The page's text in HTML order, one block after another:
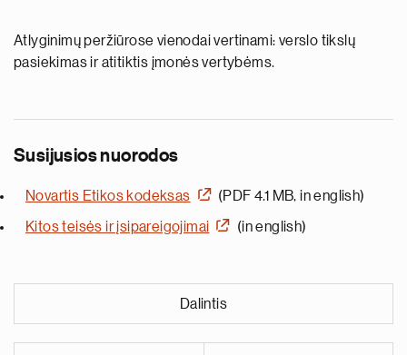
Atlyginimų peržiūrose vienodai vertinami: verslo tikslų
pasiekimas ir atitiktis įmonės vertybėms.
Susijusios nuorodos
Novartis Etikos kodeksas (PDF 4.1 MB, in english)
Kitos teisės ir įsipareigojimai (in english)
Dalintis